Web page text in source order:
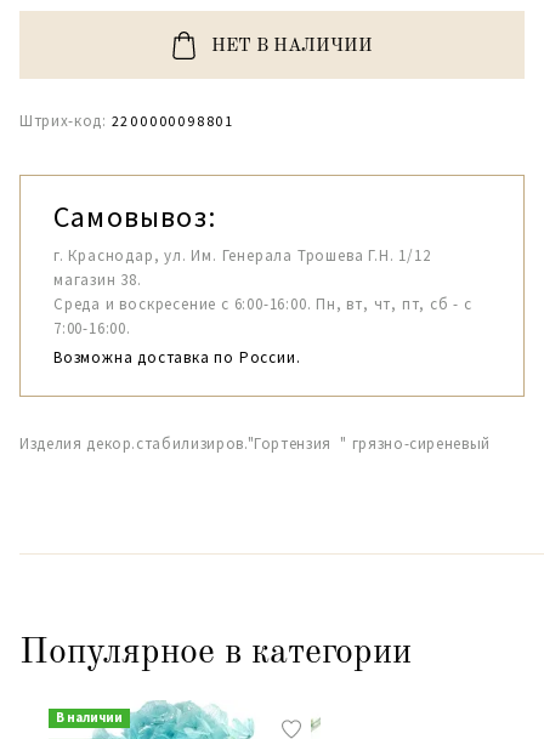
НЕТ В НАЛИЧИИ
Штрих-код: 2200000098801
Самовывоз:
г. Краснодар, ул. Им. Генерала Трошева Г.Н. 1/12
магазин 38.
Среда и воскресение с 6:00-16:00. Пн, вт, чт, пт, сб - с
7:00-16:00.
Возможна доставка по России.
Изделия декор.стабилизиров."Гортензия " грязно-сиреневый
Популярное в категории
В наличии